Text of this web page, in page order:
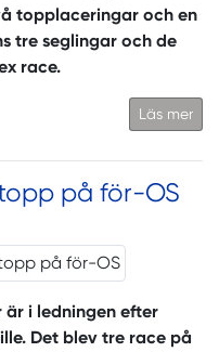
topplaceringar och en
tre seglingar och de
race.
Läs mer
på för-OS
i ledningen efter
Det blev tre race på